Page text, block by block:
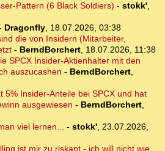
Pattern (6 Black Soldiers) - stokk',
Dragonfly, 18.07.2026, 03:38
die von Insidern (Mitarbeiter,
- BerndBorchert, 18.07.2026, 11:38
SPCX Insider-Aktienhalter mit den
auszucashen - BerndBorchert,
5% Insider-Anteile bei SPCX und hat
ausgewiesen - BerndBorchert,
viel lernen... - stokk', 23.07.2026,
ist mir zu riskant - ich will nicht wie